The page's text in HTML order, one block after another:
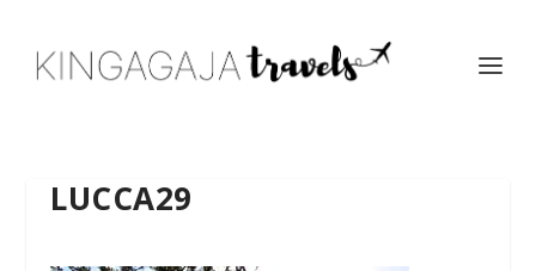
LUCCA29